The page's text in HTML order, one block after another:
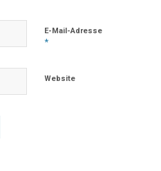
E-Mail-Adresse
*
Website